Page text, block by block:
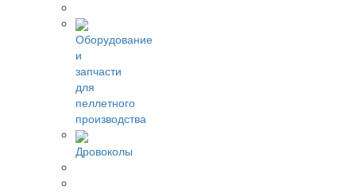
Оборудование
и
запчасти
для
пеллетного
производства
Дровоколы